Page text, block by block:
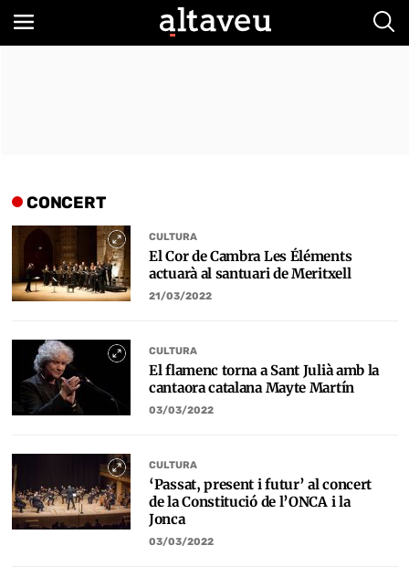
CONCERT
CULTURA
El Cor de Cambra Les Éléments
actuarà al santuari de Meritxell
21/03/2022
CULTURA
El flamenc torna a Sant Julià amb la
cantaora catalana Mayte Martín
03/03/2022
CULTURA
‘Passat, present i futur’ al concert
de la Constitució de l’ONCA i la
Jonca
03/03/2022